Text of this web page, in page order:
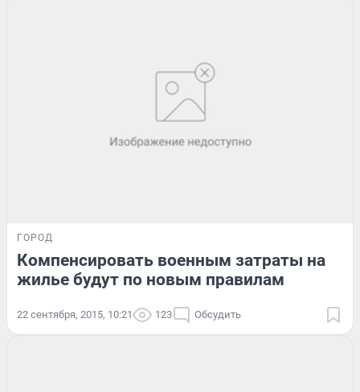
ГОРОД
Компенсировать военным затраты на
жилье будут по новым правилам
22 сентября, 2015, 10:21 123 Обсудить